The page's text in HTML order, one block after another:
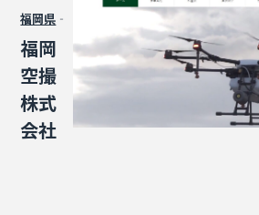
福岡県 ‐
福岡
空撮
株式
会社